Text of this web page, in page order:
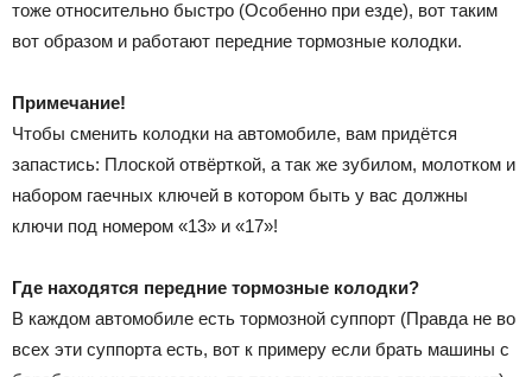
тоже относительно быстро (Особенно при езде), вот таким
вот образом и работают передние тормозные колодки.
Примечание!
Чтобы сменить колодки на автомобиле, вам придётся
запастись: Плоской отвёрткой, а так же зубилом, молотком и
набором гаечных ключей в котором быть у вас должны
ключи под номером «13» и «17»!
Где находятся передние тормозные колодки?
В каждом автомобиле есть тормозной суппорт (Правда не во
всех эти суппорта есть, вот к примеру если брать машины с